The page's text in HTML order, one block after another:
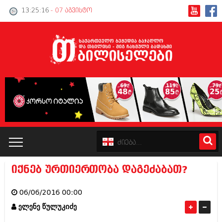
13:25:16 - 07 აგვისტო
კატალოგი
იქნებ ურთიერთობა დაგეძაბათ?
06/06/2016 00:00
ელენე წულუკიძე